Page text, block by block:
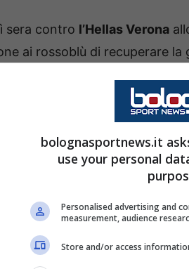
sera contro l’Hellas Verona
ai rossoblù di recuperare la
europea e potenzialmente
per la
un avversario
per tre a due allo stadio
per i felsinei, a essere fatali
molto discussi.
bolognasportnews.it
use your personal
Personalised advertising and
measurement, audience
Store and/or access